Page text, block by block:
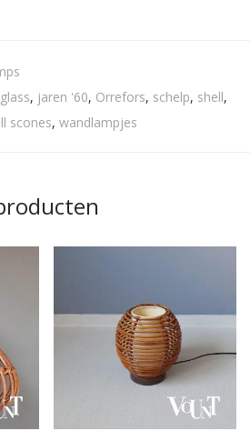
glass, jaren '60, Orrefors, schelp, shell,
scones, wandlampjes